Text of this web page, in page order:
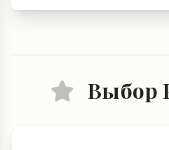
Выбор